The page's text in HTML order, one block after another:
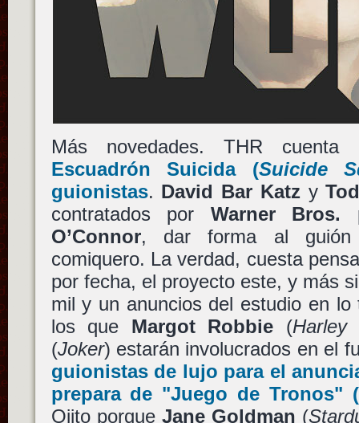
Más novedades. THR
Escuadrón Suicida(Suicide
guionistas. David Bar Katzy
contratados por Warner Bros.
O’Connor, dar forma al
comiquero. La verdad, cuesta
por fecha, el proyecto este, y más
mil y un anuncios del estudio en
los que Margot Robbie (Harley
(Joker) estarán involucrados en el
guionistas de lujo para el
prepara de "Juego de Tronos" (
Ojito porque Jane Goldman (